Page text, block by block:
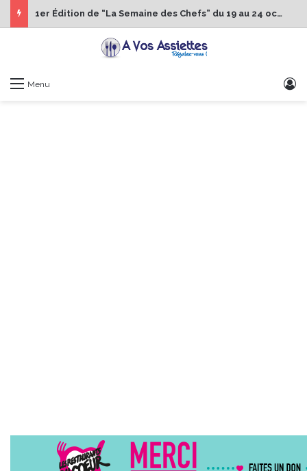
1er Édition de “La Semaine des Chefs” du 19 au 24 octobre 2026
Menu